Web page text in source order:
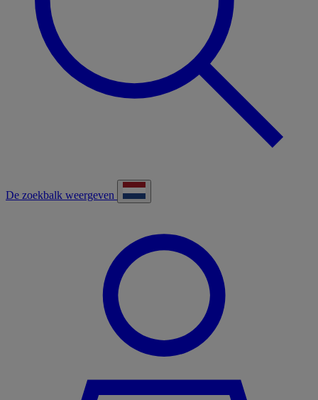
De zoekbalk weergeven